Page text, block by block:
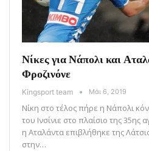
Νίκες για Νάπολι και
Φροζινόνε
Kingsport team Μάι 6, 2019
Νίκη στο τέλος πήρε η Νάπολι
του Ινσίνιε στο πλαίσιο της 35ης
η Αταλάντα επιβλήθηκε της
στην…